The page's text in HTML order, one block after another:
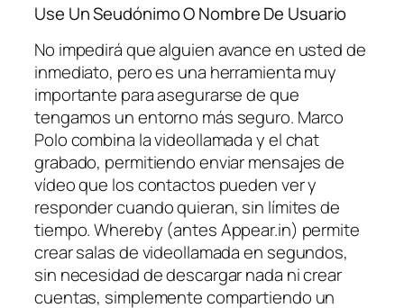
Use Un Seudónimo O Nombre De Usuario
No impedirá que alguien avance en usted de
inmediato, pero es una herramienta muy
importante para asegurarse de que
tengamos un entorno más seguro. Marco
Polo combina la videollamada y el chat
grabado, permitiendo enviar mensajes de
vídeo que los contactos pueden ver y
responder cuando quieran, sin límites de
tiempo. Whereby (antes Appear.in) permite
crear salas de videollamada en segundos,
sin necesidad de descargar nada ni crear
cuentas, simplemente compartiendo un